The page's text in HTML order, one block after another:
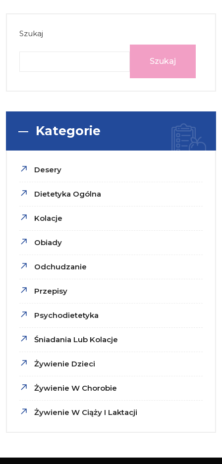
Szukaj
Szukaj
Kategorie
Desery
Dietetyka Ogólna
Kolacje
Obiady
Odchudzanie
Przepisy
Psychodietetyka
Śniadania Lub Kolacje
Żywienie Dzieci
Żywienie W Chorobie
Żywienie W Ciąży I Laktacji